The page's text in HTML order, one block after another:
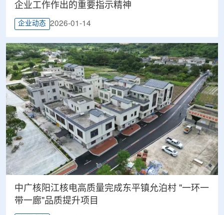
企业工作作出的重要指示精神
企业动态 2026-01-14
中广核阳江核电高质量完成东平镇允泊村 "一环一
带一廊"品质提升项目